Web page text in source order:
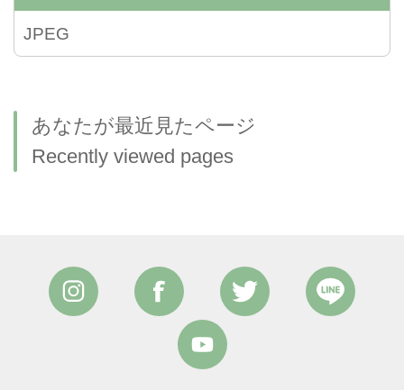
JPEG
あなたが最近見たページ
Recently viewed pages